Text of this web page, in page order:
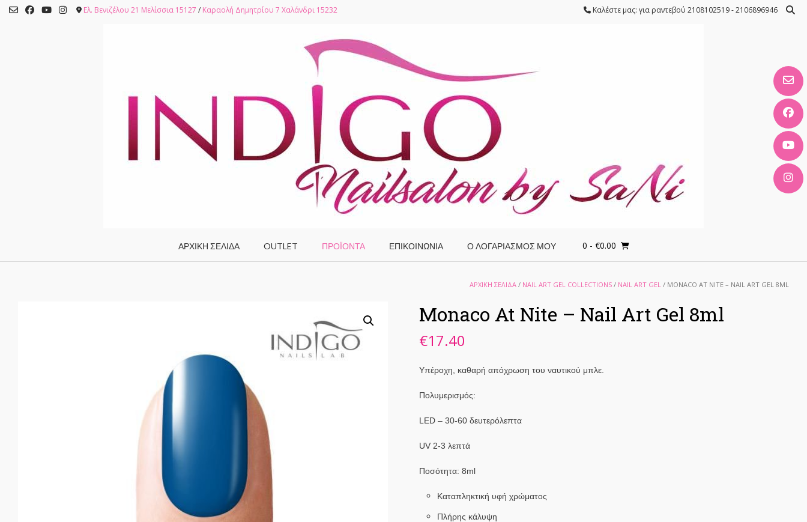
Skip
Ελ. Βενιζέλου 21 Μελίσσια 15127 / Καραολή Δημητρίου 7 Χαλάνδρι 15232 Καλέστε μας: για ραντεβού 2108102519 - 2106896946
ΑΡΧΙΚΗ ΣΕΛΙΔΑ OUTLET ΠΡΟΪΌΝΤΑ ΕΠΙΚΟΙΝΩΝΙΑ Ο ΛΟΓΑΡΙΑΣΜΌΣ ΜΟΥ 0 - €0.00
ΑΡΧΙΚΉ ΣΕΛΊΔΑ / NAIL ART GEL COLLECTIONS / NAIL ART GEL / MONACO AT NITE – NAIL ART GEL 8ML
Monaco At Nite – Nail Art Gel 8ml
€17.40
Υπέροχη, καθαρή απόχρωση του ναυτικού μπλε.
Πολυμερισμός:
LED – 30-60 δευτερόλεπτα
UV 2-3 λεπτά
Ποσότητα: 8ml
Καταπληκτική υφή χρώματος
Πλήρης κάλυψη